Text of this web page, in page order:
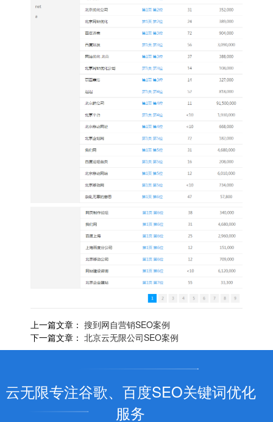
上一篇文章： 搜到网自营销SEO案例
下一篇文章： 北京云无限公司SEO案例
云无限专注谷歌、百度SEO关键词优化
服务